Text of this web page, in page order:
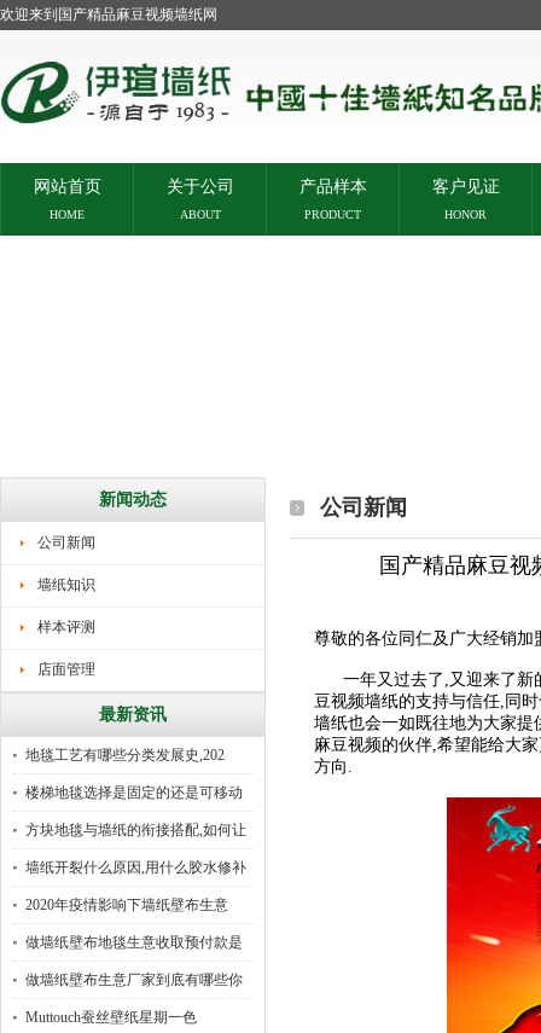
欢迎来到国产精品麻豆视频墙纸网
网站首页
HOME
关于公司
ABOUT
产品样本
PRODUCT
客户见证
HONOR
新闻动态
公司新闻
墙纸知识
样本评测
店面管理
最新资讯
地毯工艺有哪些分类发展史,202
楼梯地毯选择是固定的还是可移动
好
方块地毯与墙纸的衔接搭配,如何让
墙纸开裂什么原因,用什么胶水修补
2020年疫情影响下墙纸壁布生意
做墙纸壁布地毯生意收取预付款是
行
做墙纸壁布生意厂家到底有哪些你
所
Muttouch蚕丝壁纸星期一色
公司新闻
国产精品麻豆视
尊敬的各位同仁及广大经销加
一年又过去了,又迎来了新的
豆视频墙纸的支持与信任,同
墙纸也会一如既往地为大家
麻豆视频的伙伴,希望能给大家更
方向.